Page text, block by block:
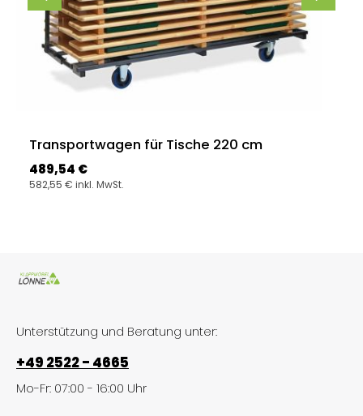
Transportwagen für Tische 220 cm
Regulärer Preis:
489,54 €
582,55 € inkl. MwSt.
Unterstützung und Beratung unter:
+49 2522 - 4665
Mo-Fr: 07:00 - 16:00 Uhr